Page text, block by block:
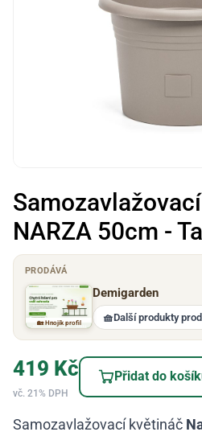
NARZA 50cm -
PRODÁVÁ
🏡 Hnojík profil
Demigarden
🧺Další produkty
419 Kč
vč. 21% DPH
Přidat do
Samozavlažovací květináč